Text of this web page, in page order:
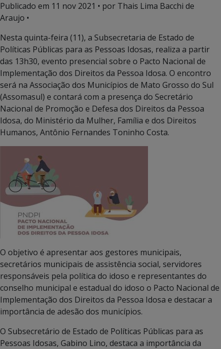
Publicado em 11 nov 2021 • por Thais Lima Bacchi de
Araujo •
Nesta quinta-feira (11), a Subsecretaria de Estado de
Políticas Públicas para as Pessoas Idosas, realiza a partir
das 13h30, evento presencial sobre o Pacto Nacional de
Implementação dos Direitos da Pessoa Idosa. O encontro
será na Associação dos Municípios de Mato Grosso do Sul
(Assomasul) e contará com a presença do Secretário
Nacional de Promoção e Defesa dos Direitos da Pessoa
Idosa, do Ministério da Mulher, Família e dos Direitos
Humanos, Antônio Fernandes Toninho Costa.
O objetivo é apresentar aos gestores municipais,
secretários municipais de assistência social, servidores
responsáveis pela política do idoso e representantes do
conselho municipal e estadual do idoso o Pacto Nacional de
Implementação dos Direitos da Pessoa Idosa e destacar a
importância de adesão dos municípios.
O Subsecretário de Estado de Políticas Públicas para as
Pessoas Idosas, Gabino Lino, destaca a importância da